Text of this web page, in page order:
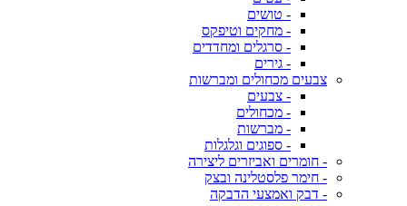
- טושים
- מחקים וטיפקס
- סרגלים ומחדדים
- גירים
צבעים מכחולים ומברשות
- צבעים
- מכחולים
- מברשות
- ספוגים וגלגלות
- חומרים ואביזרים ליצירה
- חימר פלסטלינה ובצק
- דבק ואמצעי הדבקה